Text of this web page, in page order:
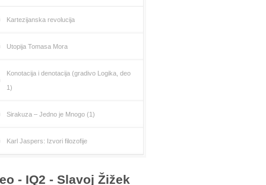
Kartezijanska revolucija
Utopija Tomasa Mora
Konotacija i denotacija (gradivo Logika, deo
1)
Sirakuza – Jedno je Mnogo (1)
Karl Jaspers: Izvori filozofije
- IQ2 - Slavoj Žižek